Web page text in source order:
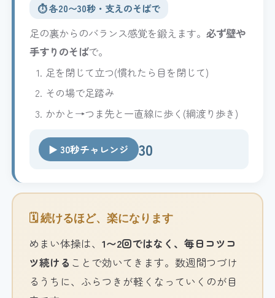
⏱️ 各20〜30秒・支えのそばで
足の裏からのバランス感覚を鍛えます。必ず壁や
手すりのそばで。
足を閉じて立つ(慣れたら目を閉じて)
その場で足踏み
かかと→つま先と一直線に歩く(綱渡り歩き)
▶ 30秒チャレンジ 30
🗓️ 続けるほど、楽になります
めまい体操は、 1〜2回ではなく、毎日コツコ
ツ続ける ことで効いてきます。数週間つづけ
るうちに、ふらつきが軽くなっていくのが目